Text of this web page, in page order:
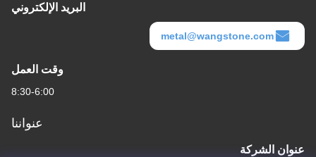
البريد الإلكتروني
metal@wangstone.com
وقت العمل
8:30-6:00
عنواننا
عنوان الشركة